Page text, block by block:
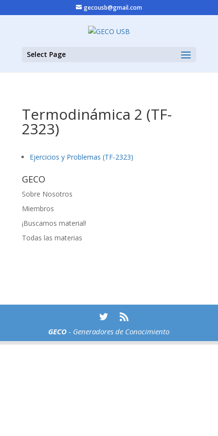
gecousb@gmail.com
Select Page
Termodinámica 2 (TF-
2323)
Ejercicios y Problemas (TF-2323)
GECO
Sobre Nosotros
Miembros
¡Buscamos material!
Todas las materias
GECO - Generadores de Conocimiento